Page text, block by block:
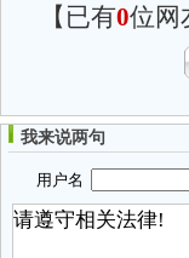
【已有0位网
我来说两句
用户名